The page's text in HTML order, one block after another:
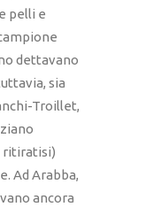
pelli e
dettavano
sia
Troillet,
ritiratisi)
Ad Arabba,
ancora